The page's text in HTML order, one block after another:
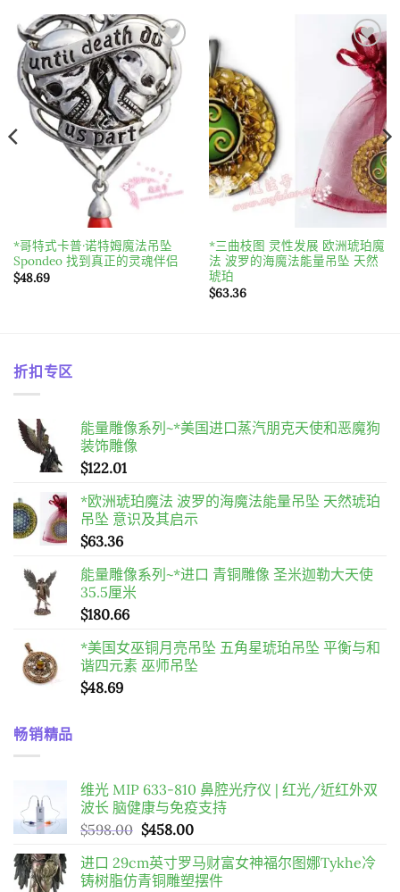
Add to
wishlist
*哥特式卡普·诺特姆魔法吊坠
Spondeo 找到真正的灵魂伴侣
$48.69
Add to
wishlist
*三曲枝图 灵性发展 欧洲琥珀魔
法 波罗的海魔法能量吊坠 天然
琥珀
$63.36
折扣专区
能量雕像系列~*美国进口蒸汽朋克天使和恶魔狗
装饰雕像
$122.01
*欧洲琥珀魔法 波罗的海魔法能量吊坠 天然琥珀
吊坠 意识及其启示
$63.36
能量雕像系列~*进口 青铜雕像 圣米迦勒大天使
35.5厘米
$180.66
*美国女巫铜月亮吊坠 五角星琥珀吊坠 平衡与和
谐四元素 巫师吊坠
$48.69
畅销精品
维光 MIP 633-810 鼻腔光疗仪 | 红光/近红外双
波长 脑健康与免疫支持
$598.00 原
價
格：
$458.00目
價
格：
进口 29cm英寸罗马财富女神福尔图娜Tykhe冷
铸树脂仿青铜雕塑摆件